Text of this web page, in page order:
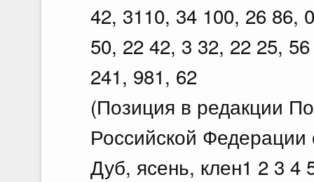
42, 3110, 34 100, 26 86,
50, 22 42, 3 32, 22 25,
241, 981, 62
(Позиция в редакции
Российской
Дуб, ясень, клен1 2 3 4